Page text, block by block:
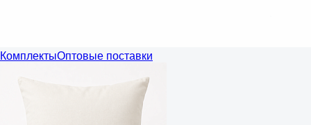
КомплектыОптовые поставки